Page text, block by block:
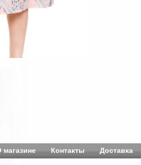
магазине Контакты Доставка